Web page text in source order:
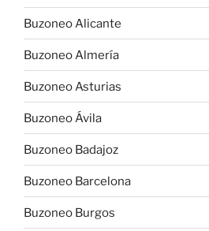
Buzoneo Alicante
Buzoneo Almería
Buzoneo Asturias
Buzoneo Ávila
Buzoneo Badajoz
Buzoneo Barcelona
Buzoneo Burgos